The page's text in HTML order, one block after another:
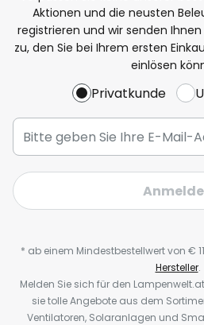
Aktionen und die neusten
registrieren und wir senden
zu, den Sie bei Ihrem ersten
einlösen
Privatkunde
* ab einem Mindestbestellwert von €
Hersteller.
Melden Sie sich für den
sie tolle Angebote aus dem
Ventilatoren, Solaranlagen und